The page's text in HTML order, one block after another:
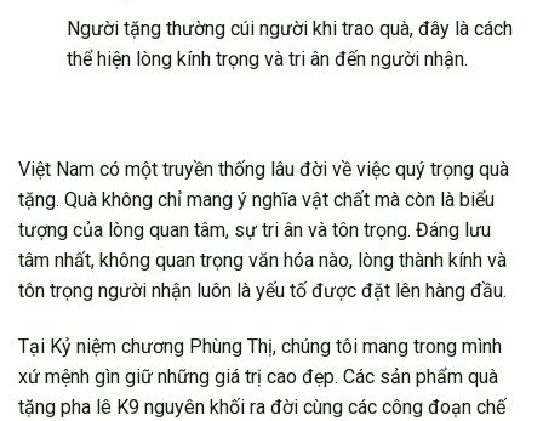
Người tặng thường cúi người khi trao quà, đây là cách
thể hiện lòng kính trọng và tri ân đến người nhận.
Việt Nam có một truyền thống lâu đời về việc quý trọng quà
tặng. Quà không chỉ mang ý nghĩa vật chất mà còn là biểu
tượng của lòng quan tâm, sự tri ân và tôn trọng. Đáng lưu
tâm nhất, không quan trọng văn hóa nào, lòng thành kính và
tôn trọng người nhận luôn là yếu tố được đặt lên hàng đầu.
Tại Kỷ niệm chương Phùng Thị, chúng tôi mang trong mình
xứ mệnh gìn giữ những giá trị cao đẹp. Các sản phẩm quà
tặng pha lê K9 nguyên khối ra đời cùng các công đoạn chế